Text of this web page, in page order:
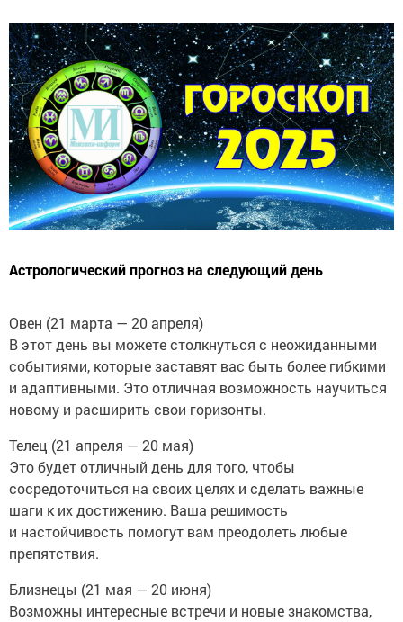
Астрологический прогноз на следующий день
Овен (21 марта — 20 апреля)
В этот день вы можете столкнуться с неожиданными
событиями, которые заставят вас быть более гибкими
и адаптивными. Это отличная возможность научиться
новому и расширить свои горизонты.
Телец (21 апреля — 20 мая)
Это будет отличный день для того, чтобы
сосредоточиться на своих целях и сделать важные
шаги к их достижению. Ваша решимость
и настойчивость помогут вам преодолеть любые
препятствия.
Близнецы (21 мая — 20 июня)
Возможны интересные встречи и новые знакомства,